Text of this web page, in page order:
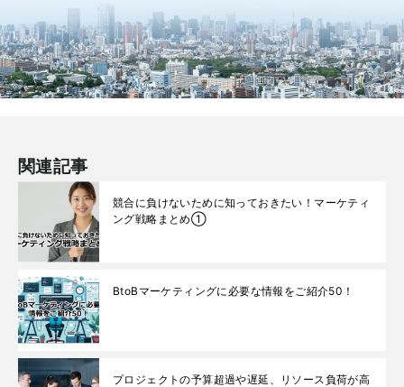
関連記事
競合に負けないために知っておきたい！マーケティ
ング戦略まとめ①
BtoBマーケティングに必要な情報をご紹介50！
プロジェクトの予算超過や遅延、リソース負荷が高